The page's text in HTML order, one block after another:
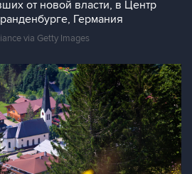
от новой власти, в Центр
Германия
via Getty Images